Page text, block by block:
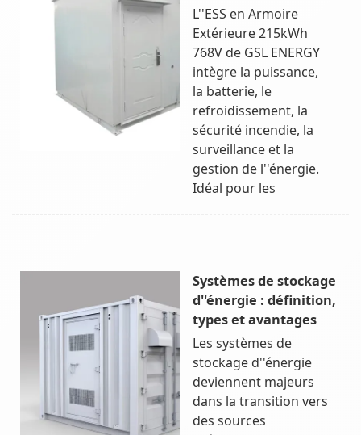
L''ESS en Armoire
Extérieure 215kWh
768V de GSL ENERGY
intègre la puissance,
la batterie, le
refroidissement, la
sécurité incendie, la
surveillance et la
gestion de l''énergie.
Idéal pour les
Systèmes de stockage
d''énergie : définition,
types et avantages
Les systèmes de
stockage d''énergie
deviennent majeurs
dans la transition vers
des sources